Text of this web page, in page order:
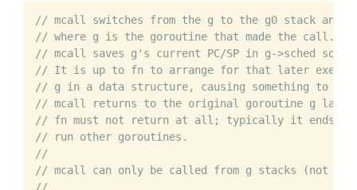
// mcall switches from the g to the g0 stack and
// where g is the goroutine that made the call.
// mcall saves g's current PC/SP in g->sched so
// It is up to fn to arrange for that later
// g in a data structure, causing something to
// mcall returns to the original goroutine g later,
// fn must not return at all; typically it ends by
// run other goroutines.
//
// mcall can only be called from g stacks (not
//